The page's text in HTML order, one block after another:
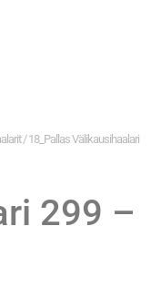
/ 18_Pallas Välikausihaalari
299 –